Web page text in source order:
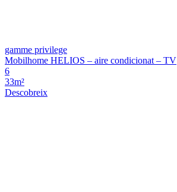
gamme privilege
Mobilhome HELIOS – aire condicionat – TV
6
33m²
Descobreix